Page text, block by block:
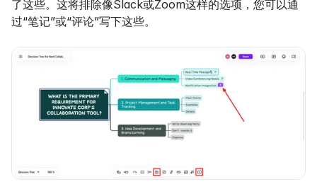
了这些。这将排除像Slack或Zoom这样的选项，您可以通
过“笔记”或“评论”写下这些。